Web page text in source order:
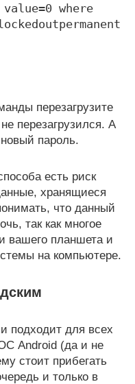
where
перезагрузите
перезагрузился. А
пароль.
есть риск
хранящиеся
что данный
так как многое
вашего планшета и
на компьютере.
подходит для всех
Android (да и не
стоит прибегать
и только в